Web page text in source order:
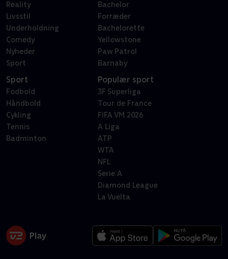
Reality
Livsstil
Underholdning
Comedy
Nyheder
Sport
Bachelor
Forræder
Bachelorette
Yellowstone
Paw Patrol
Barnaby
Sport
Fodbold
Håndbold
Cykling
Tennis
Badminton
Populær sport
3F Superliga
Tour de France
FIFA VM 2026
A Liga
ATP
WTA
NFL
Serie A
Diamond League
La Vuelta